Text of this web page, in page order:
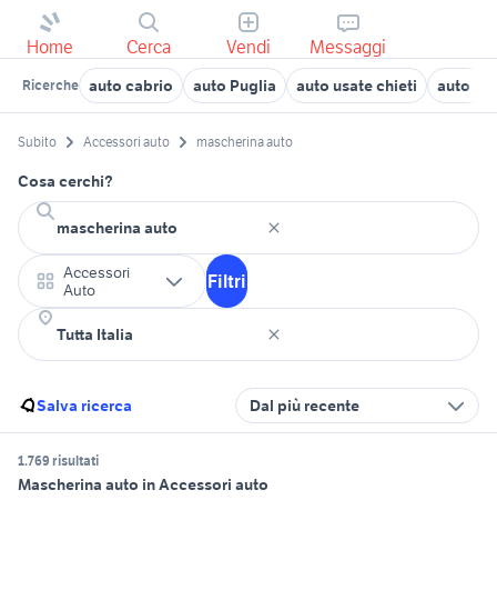
Home Cerca Vendi Messaggi
Ricerche auto cabrio auto Puglia auto usate chieti auto
Subito Accessori auto mascherina auto
Cosa cerchi?
Accessori
Auto
Filtri
Salva ricerca Dal più recente
1.769 risultati
Mascherina auto in Accessori auto